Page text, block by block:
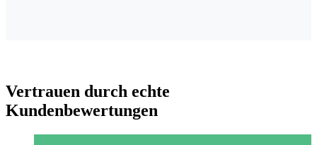
Vertrauen durch echte
Kundenbewertungen